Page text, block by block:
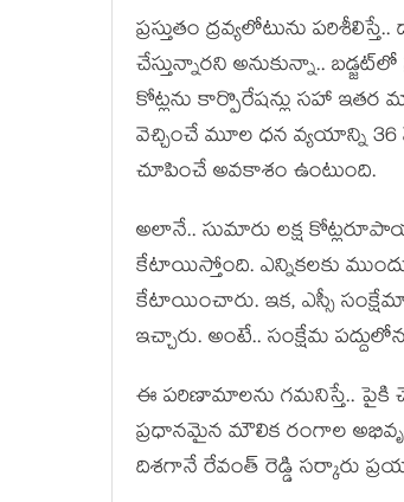
ప్ర‌స్తుతం ద్ర‌వ్య‌లోటును
చేస్తున్నార‌ని అనుకున్నా..
కోట్ల‌ను కార్పొరేష‌న్లు స‌హా
వెచ్చించే మూల ధ‌న వ్య‌యాన్ని 36
చూపించే అవ‌కాశం ఉంటుంది.
అలానే.. సుమారు ల‌క్ష
కేటాయిస్తోంది. ఎన్నిక‌ల‌కు
కేటాయించారు. ఇక‌, ఎస్సీ
ఇచ్చారు. అంటే.. సంక్షేమ
ఈ ప‌రిణామాల‌ను గ‌మ‌నిస్తే.. పైకి
ప్ర‌ధాన‌మైన మౌలిక రంగాల
దిశ‌గానే రేవంత్ రెడ్డి స‌ర్కారు